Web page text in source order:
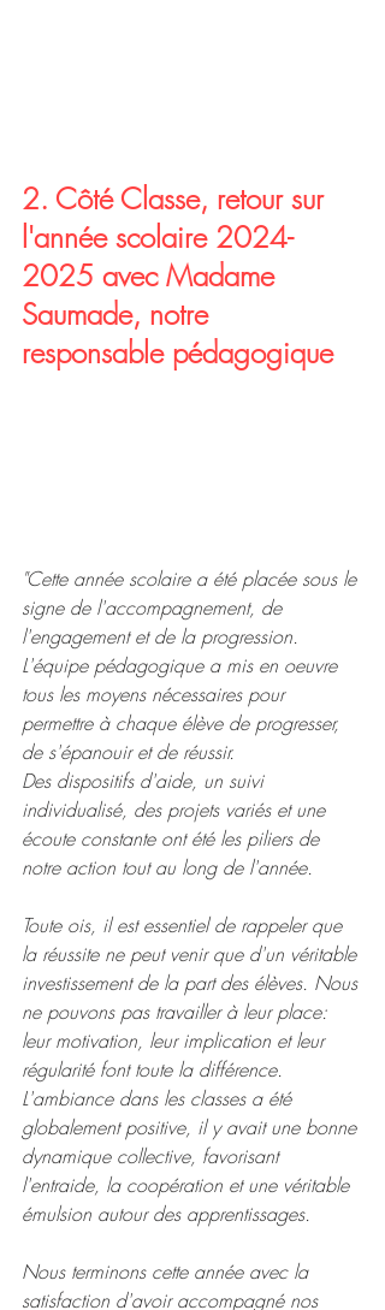
2. Côté Classe, retour sur
l'année scolaire 2024-
2025 avec Madame
Saumade, notre
responsable pédagogique
"Cette année scolaire a été placée sous le
signe de l'accompagnement, de
l'engagement et de la progression.
L'équipe pédagogique a mis en oeuvre
tous les moyens nécessaires pour
permettre à chaque élève de progresser,
de s'épanouir et de réussir.
Des dispositifs d'aide, un suivi
individualisé, des projets variés et une
écoute constante ont été les piliers de
notre action tout au long de l'année.
Toute ois, il est essentiel de rappeler que
la réussite ne peut venir que d'un véritable
investissement de la part des élèves. Nous
ne pouvons pas travailler à leur place:
leur motivation, leur implication et leur
régularité font toute la différence.
L'ambiance dans les classes a été
globalement positive, il y avait une bonne
dynamique collective, favorisant
l'entraide, la coopération et une véritable
émulsion autour des apprentissages.
Nous terminons cette année avec la
satisfaction d'avoir accompagné nos